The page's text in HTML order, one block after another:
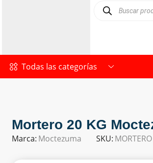
Todas las categorías
Mortero 20 KG
Marca: Moctezuma SKU: MORTERO